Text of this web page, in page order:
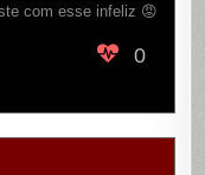
com esse infeliz 😡
0